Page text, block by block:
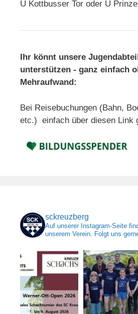
U Kottbusser Tor oder U
Ihr könnt unsere
unterstützen - ganz einfach
Mehraufwand:
Bei Reisebuchungen (Bahn,
etc.) einfach über diesen Link
sckreuzberg
Auf unserer Instagram-Seite
unserem Verein. Folgt uns